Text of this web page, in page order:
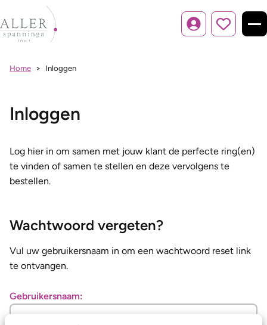
Inloggen
Home Inloggen
Inloggen
Log hier in om samen met jouw klant de perfecte ring(en)
te vinden of samen te stellen en deze vervolgens te
bestellen.
Wachtwoord vergeten?
Vul uw gebruikersnaam in om een wachtwoord reset link
te ontvangen.
Gebruikersnaam: